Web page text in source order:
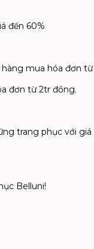
đến 60%
mua hóa đơn từ
đơn từ 2tr đồng.
ng trang phục với giá
ục Belluni!